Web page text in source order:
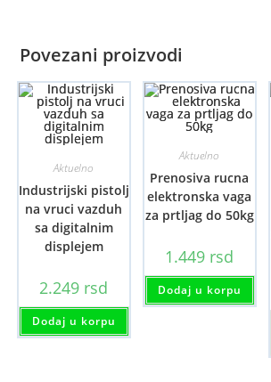
Povezani proizvodi
Aktuelno
Industrijski pistolj
na vruci vazduh
sa digitalnim
displejem
2.249 rsd
Dodaj u korpu
Aktuelno
Prenosiva rucna
elektronska vaga
za prtljag do 50kg
1.449 rsd
Dodaj u korpu